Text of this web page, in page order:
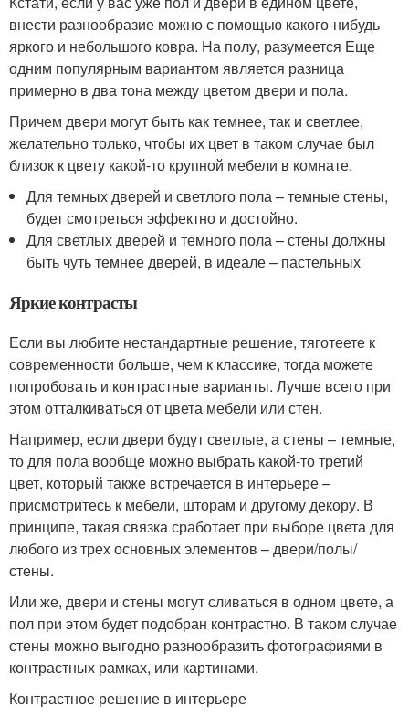
внести разнообразие можно с помощью какого-нибудь
яркого и небольшого ковра. На полу, разумеется Еще
одним популярным вариантом является разница
примерно в два тона между цветом двери и пола.
Причем двери могут быть как темнее, так и светлее,
желательно только, чтобы их цвет в таком случае был
близок к цвету какой-то крупной мебели в комнате.
Для темных дверей и светлого пола – темные стены,
будет смотреться эффектно и достойно.
Для светлых дверей и темного пола – стены должны
быть чуть темнее дверей, в идеале – пастельных
Яркие контрасты
Если вы любите нестандартные решение, тяготеете к
современности больше, чем к классике, тогда можете
попробовать и контрастные варианты. Лучше всего при
этом отталкиваться от цвета мебели или стен.
Например, если двери будут светлые, а стены – темные,
то для пола вообще можно выбрать какой-то третий
цвет, который также встречается в интерьере –
присмотритесь к мебели, шторам и другому декору. В
принципе, такая связка сработает при выборе цвета для
любого из трех основных элементов – двери/полы/
стены.
Или же, двери и стены могут сливаться в одном цвете, а
пол при этом будет подобран контрастно. В таком случае
стены можно выгодно разнообразить фотографиями в
контрастных рамках, или картинами.
Контрастное решение в интерьере